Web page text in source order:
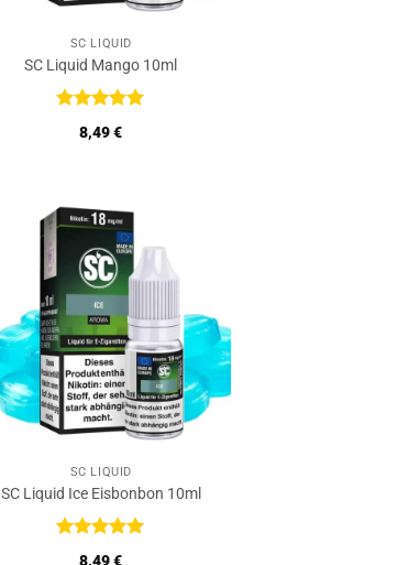
SC LIQUID
SC Liquid Mango 10ml
Bewertet
mit5von
8,49€
SC LIQUID
SC Liquid Ice Eisbonbon 10ml
Bewertet